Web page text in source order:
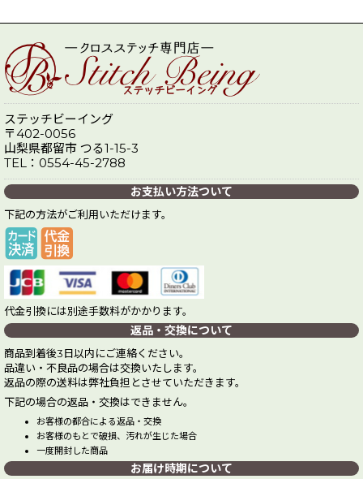
ステッチビーイング
〒402-0056
山梨県都留市 つる1-15-3
TEL：0554-45-2788
お支払い方法ついて
下記の方法がご利用いただけます。
代金引換には別途手数料がかかります。
返品・交換について
商品到着後3日以内にご連絡ください。
品違い・不良品の場合は交換いたします。
返品の際の送料は弊社負担とさせていただきます。
下記の場合の返品・交換はできません。
お客様の都合による返品・交換
お客様のもとで破損、汚れが生じた場合
一度開封した商品
お届け時期について